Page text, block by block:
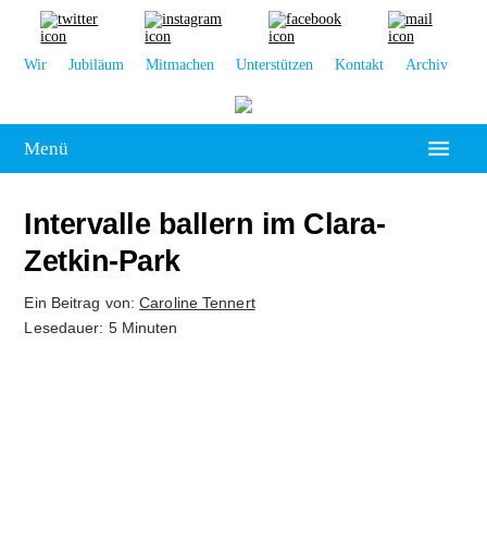
Wir Jubiläum Mitmachen Unterstützen Kontakt Archiv
Menü
Leipzig
Kolumne
Intervalle ballern im Clara-
Zetkin-Park
Ein Beitrag von:Caroline Tennert
Lesedauer: 5 Minuten